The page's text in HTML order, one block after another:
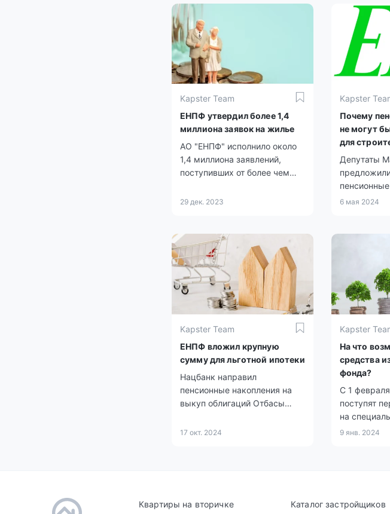
Kapster Team
ЕНПФ утвердил более 1,4
миллиона заявок на жилье
АО "ЕНПФ" исполнило около
1,4 миллиона заявлений,
поступивших от более чем
Казахстана, на общую сумму
направлены жителями на
улучшение своих жилищных
условий
29 дек. 2023
Kapster
Почему
не могут
для
Казахстане?
Депутаты
ЕНПФ для
6 мая 2024
Kapster Team
ЕНПФ вложил крупную
сумму для льготной ипотеки
Нацбанк направил
пенсионные накопления на
выкуп облигаций Отбасы
кредиты по сниженным
17 окт. 2024
Kapster
На что
средства
фонда?
С 1
поступят
на
из
9 янв. 2024
Квартиры на вторичке Каталог застройщиков